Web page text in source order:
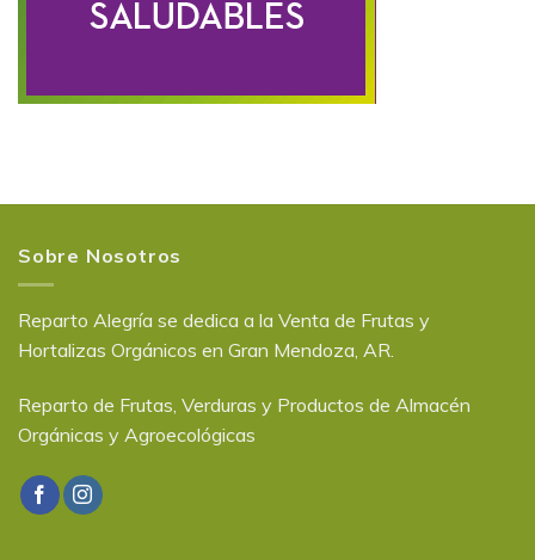
Sobre Nosotros
Reparto Alegría se dedica a la Venta de Frutas y
Hortalizas Orgánicos en Gran Mendoza, AR.
Reparto de Frutas, Verduras y Productos de Almacén
Orgánicas y Agroecológicas